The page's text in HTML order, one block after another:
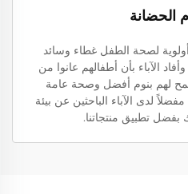
الحضانة
لصحة الطفل غطاء وسائد
الآباء بأن أطفالهم عانوا من
لهم بنوم أفضل وصحة عامة
لدى الآباء الباحثين عن بيئة
بفضل تطبيق منتجاتنا.